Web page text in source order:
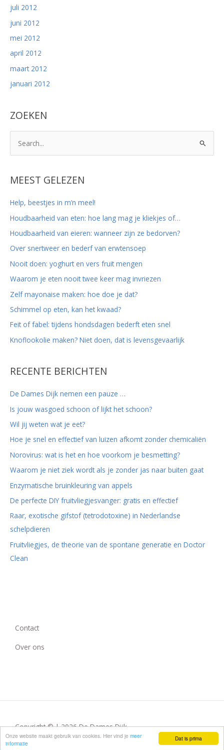
Dat is prima
Onze website maakt gebruik van cookies. Hier vind je meer
informatie
juli 2012
juni 2012
mei 2012
april 2012
maart 2012
januari 2012
ZOEKEN
k
a
a
r
:
MEEST GELEZEN
Help, beestjes in m’n meel!
Houdbaarheid van eten: hoe lang mag je kliekjes of…
Houdbaarheid van eieren: wanneer zijn ze bedorven?
Over snertweer en bederf van erwtensoep
Nooit doen: yoghurt en vers fruit mengen
Waarom je eten nooit twee keer mag invriezen
Zelf mayonaise maken: hoe doe je dat?
Schimmel op eten, kan het kwaad?
Feit of fabel: tijdens hondsdagen bederft eten snel
Knoflookolie maken? Niet doen, dat is levensgevaarlijk
RECENTE BERICHTEN
De Dames Dijk nemen een pauze …
Is jouw wasgoed schoon of lijkt het schoon?
Wil jij weten wat je eet?
Hoe je snel en effectief van luizen afkomt zonder chemicaliën
Norovirus: wat is het en hoe voorkom je besmetting?
Waarom je niet ziek wordt als je zonder jas naar buiten gaat
Enzymatische bruinkleuring van appels
De perfecte DIY fruitvliegjesvanger: gratis en effectief
Raar, exotische gifstof (tetrodotoxine) in Nederlandse
schelpdieren
Fruitvliegjes, de theorie van de spontane generatie en Doctor
Clean
Contact
Over ons
Copyright © | 2026 De Dames Dijk